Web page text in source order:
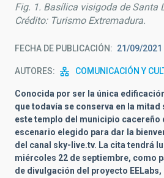
Fig. 1. Basílica visigoda de Santa
Crédito: Turismo Extremadura.
FECHA DE PUBLICACIÓN 21/09/2021
AUTORES COMUNICACIÓN Y
Conocida por ser la única
que todavía se conserva en la mitad
este templo del municipio cacereño
escenario elegido para dar la
del canal sky-live.tv. La cita tendrá
miércoles 22 de septiembre, como
de divulgación del proyecto EELabs,